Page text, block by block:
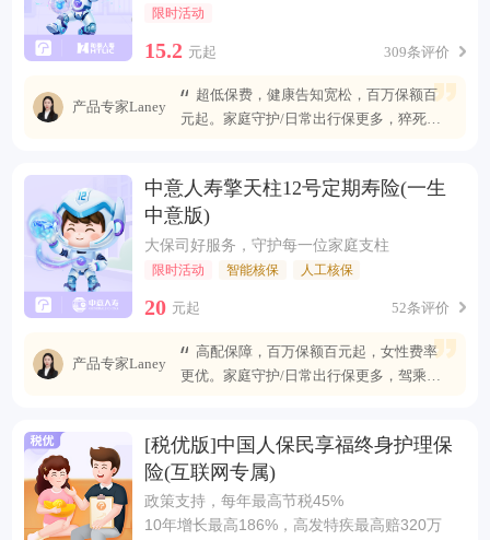
限时活动
15.2 元起 309条评价
产品专家Laney
超低保费，健康告知宽松，百万保额百
元起。家庭守护/日常出行保更多，猝死可
中意人寿擎天柱12号定期寿险(一生
中意版)
大保司好服务，守护每一位家庭支柱
限时活动 智能核保 人工核保
20 元起 52条评价
产品专家Laney
高配保障，百万保额百元起，女性费率
更优。家庭守护/日常出行保更多，驾乘自
[税优版]中国人保民享福终身护理保
险(互联网专属)
政策支持，每年最高节税45%
10年增长最高186%，高发特疾最高赔320万